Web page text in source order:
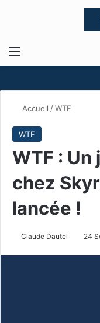
Menu
Accueil /WTF
WTF
WTF : Un
chez
lancée !
Claude Dautel 24